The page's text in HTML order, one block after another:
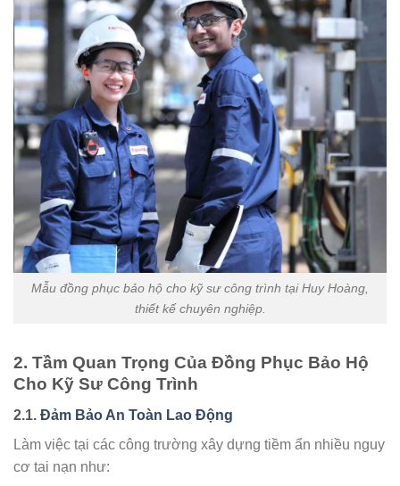
Mẫu đồng phục bảo hộ cho kỹ sư công trình tại Huy Hoàng,
thiết kế chuyên nghiệp.
2. Tầm Quan Trọng Của Đồng Phục Bảo Hộ
Cho Kỹ Sư Công Trình
2.1. Đảm Bảo An Toàn Lao Động
Làm việc tại các công trường xây dựng tiềm ẩn nhiều nguy
cơ tai nạn như: